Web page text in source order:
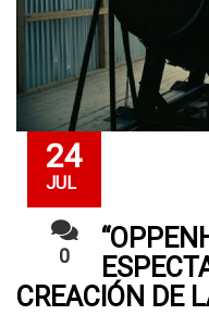
24
JUL
0
CREACIÓN DE